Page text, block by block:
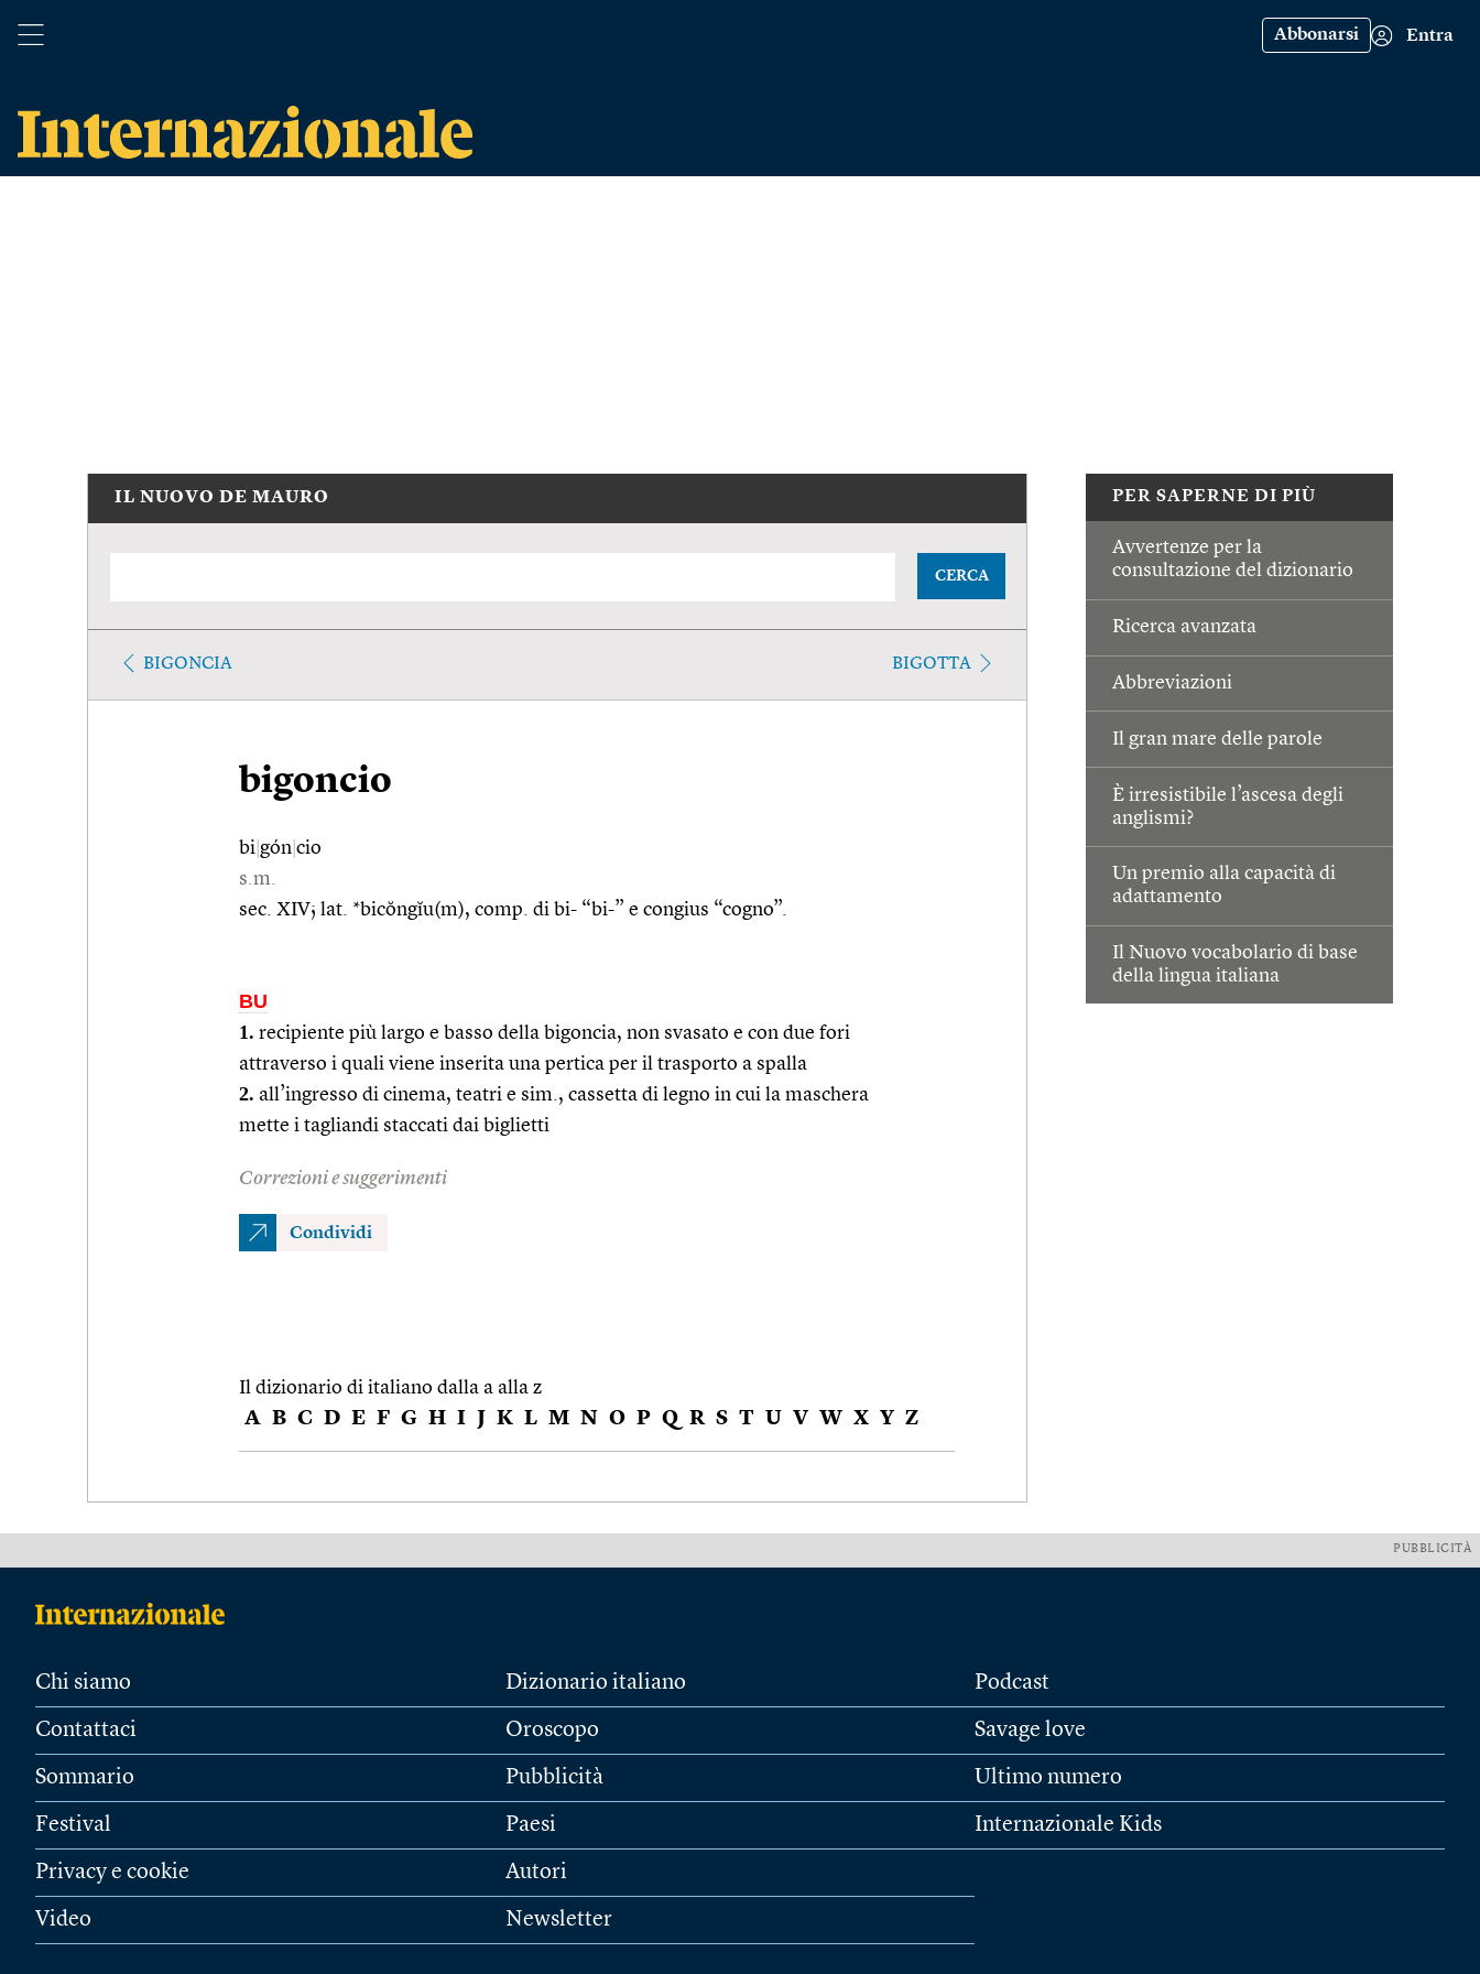
Abbonarsi Entra
PER SAPERNE DI PIÙ
Avvertenze per la
consultazione del dizionario
Ricerca avanzata
Abbreviazioni
Il gran mare delle parole
È irresistibile l’ascesa degli
anglismi?
Un premio alla capacità di
adattamento
Il Nuovo vocabolario di base
della lingua italiana
IL NUOVO DE MAURO
CERCA
BIGONCIA BIGOTTA
bigoncio
bi gón cio
s.m.
sec. XIV; lat. *bicŏngĭu(m), comp. di bi- “bi-” e congius “cogno”.
BU
1. recipiente più largo e basso della bigoncia, non svasato e con due fori
attraverso i quali viene inserita una pertica per il trasporto a spalla
2. all’ingresso di cinema, teatri e sim., cassetta di legno in cui la maschera
mette i tagliandi staccati dai biglietti
Correzioni e suggerimenti
Condividi
Il dizionario di italiano dalla a alla z
A B C D E F G H I J K L M N O P Q R S T U V W X Y Z
PUBBLICITÀ
Chi siamo
Contattaci
Sommario
Festival
Privacy e cookie
Video
Dizionario italiano
Oroscopo
Pubblicità
Paesi
Autori
Newsletter
Podcast
Savage love
Ultimo numero
Internazionale Kids